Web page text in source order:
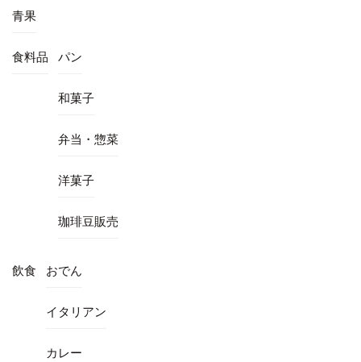
青果
食料品 パン
和菓子
弁当・惣菜
洋菓子
珈琲豆販売
飲食 おでん
イタリアン
カレー